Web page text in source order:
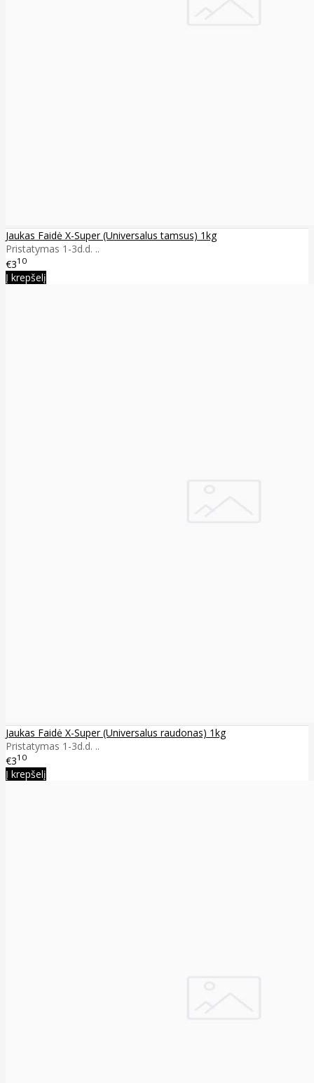
Jaukas Faidė X-Super (Universalus tamsus) 1kg
Pristatymas 1-3d.d. ..
€310
Į krepšelį
Jaukas Faidė X-Super (Universalus raudonas) 1kg
Pristatymas 1-3d.d. ..
€310
Į krepšelį